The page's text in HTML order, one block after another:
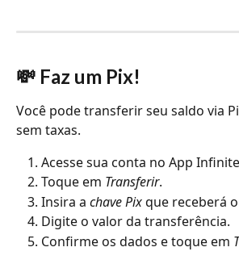
💸 Faz um Pix!
Você pode transferir seu saldo via
sem taxas.
Acesse sua conta no App
Toque em Transferir.
Insira a chave Pix que receberá
Digite o valor da transferência.
Confirme os dados e toque em